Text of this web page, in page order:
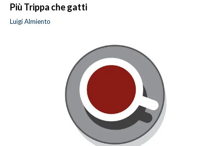
Più Trippa che gatti
Luigi Almiento